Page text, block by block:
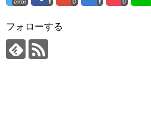
フォローする